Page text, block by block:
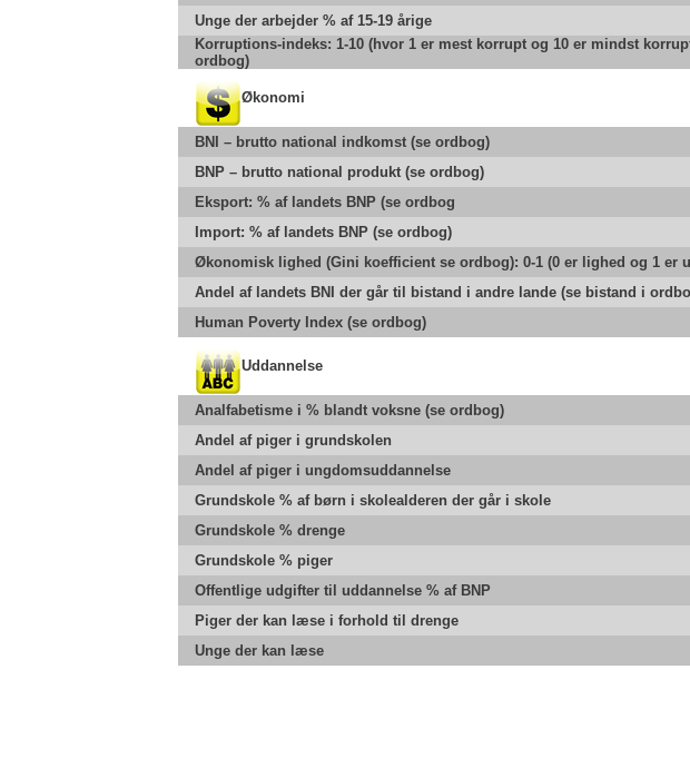
Unge der arbejder % af 15-19 årige
Korruptions-indeks: 1-10 (hvor 1 er mest korrupt og 10 er mindst
ordbog)
Økonomi
BNI – brutto national indkomst (se ordbog)
BNP – brutto national produkt (se ordbog)
Eksport: % af landets BNP (se ordbog
Import: % af landets BNP (se ordbog)
Økonomisk lighed (Gini koefficient se ordbog): 0-1 (0 er lighed og 1 er
Andel af landets BNI der går til bistand i andre lande (se bistand i
Human Poverty Index (se ordbog)
Uddannelse
Analfabetisme i % blandt voksne (se ordbog)
Andel af piger i grundskolen
Andel af piger i ungdomsuddannelse
Grundskole % af børn i skolealderen der går i skole
Grundskole % drenge
Grundskole % piger
Offentlige udgifter til uddannelse % af BNP
Piger der kan læse i forhold til drenge
Unge der kan læse